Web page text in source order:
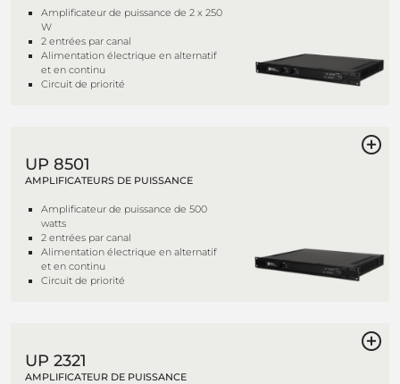
Amplificateur de puissance de 2 x 250
W
2 entrées par canal
Alimentation électrique en alternatif
et en continu
Circuit de priorité
UP 8501
AMPLIFICATEURS DE PUISSANCE
Amplificateur de puissance de 500
watts
2 entrées par canal
Alimentation électrique en alternatif
et en continu
Circuit de priorité
UP 2321
AMPLIFICATEUR DE PUISSANCE